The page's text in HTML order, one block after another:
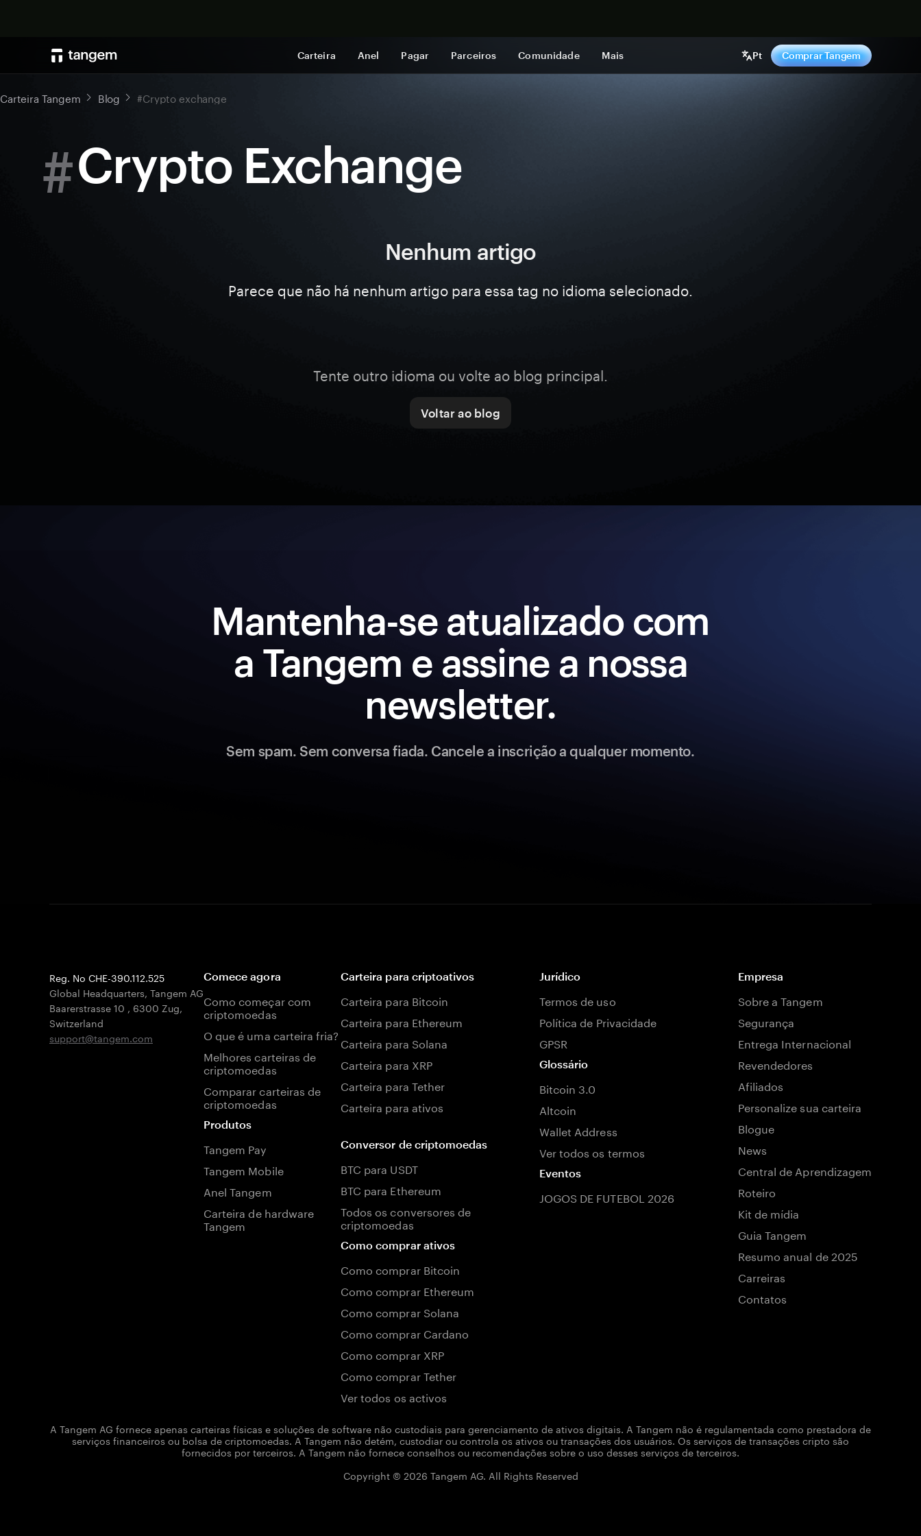
Carteira Anel Pagar Parceiros Comunidade Mais Pt Comprar Tangem
Carteira Tangem Blog #Crypto exchange
#Crypto Exchange
Nenhum artigo
Parece que não há nenhum artigo para essa tag no idioma selecionado.
Tente outro idioma ou volte ao blog principal.
Voltar ao blog
Mantenha-se atualizado com
a Tangem e assine a nossa
newsletter.
Sem spam. Sem conversa fiada. Cancele a inscrição a qualquer momento.
Reg. No CHE-390.112.525
Global Headquarters, Tangem AG
Baarerstrasse 10 , 6300 Zug,
Switzerland
support@tangem.com
Comece agora
Como começar com
criptomoedas
O que é uma carteira fria?
Melhores carteiras de
criptomoedas
Comparar carteiras de
criptomoedas
Produtos
Tangem Pay
Tangem Mobile
Anel Tangem
Carteira de hardware
Tangem
Carteira para criptoativos
Carteira para Bitcoin
Carteira para Ethereum
Carteira para Solana
Carteira para XRP
Carteira para Tether
Carteira para ativos
Conversor de criptomoedas
BTC para USDT
BTC para Ethereum
Todos os conversores de
criptomoedas
Como comprar ativos
Como comprar Bitcoin
Como comprar Ethereum
Como comprar Solana
Como comprar Cardano
Como comprar XRP
Como comprar Tether
Ver todos os activos
Jurídico
Termos de uso
Política de Privacidade
GPSR
Glossário
Bitcoin 3.0
Altcoin
Wallet Address
Ver todos os termos
Eventos
JOGOS DE FUTEBOL 2026
Empresa
Sobre a Tangem
Segurança
Entrega Internacional
Revendedores
Afiliados
Personalize sua carteira
Blogue
News
Central de Aprendizagem
Roteiro
Kit de mídia
Guia Tangem
Resumo anual de 2025
Carreiras
Contatos
A Tangem AG fornece apenas carteiras físicas e soluções de software não custodiais para gerenciamento de ativos digitais. A Tangem não é regulamentada como prestadora de
serviços financeiros ou bolsa de criptomoedas. A Tangem não detém, custodiar ou controla os ativos ou transações dos usuários. Os serviços de transações cripto são
fornecidos por terceiros. A Tangem não fornece conselhos ou recomendações sobre o uso desses serviços de terceiros.